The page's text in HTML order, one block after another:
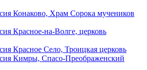
Конаково, Храм Сорока мучеников
Красное-на-Волге, церковь
Красное Село, Троицкая церковь
Кимры, Спасо-Преображенский